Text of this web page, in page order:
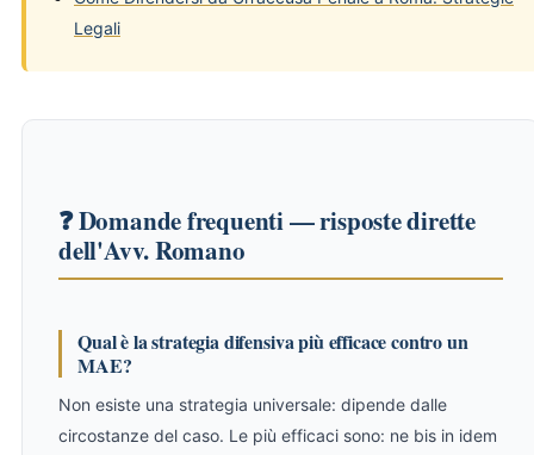
Legali
❓ Domande frequenti — risposte dirette
dell'Avv. Romano
Qual è la strategia difensiva più efficace contro un
MAE?
Non esiste una strategia universale: dipende dalle
circostanze del caso. Le più efficaci sono: ne bis in idem